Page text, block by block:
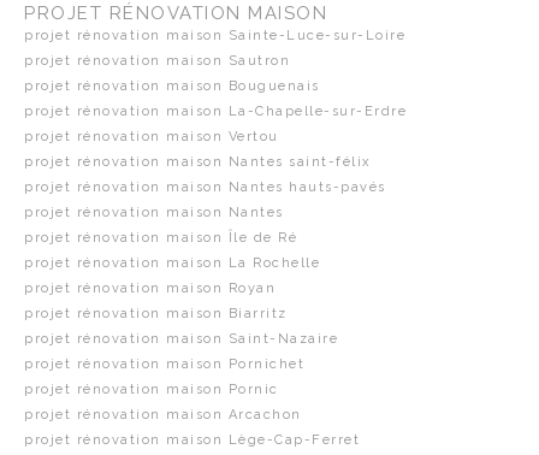
PROJET RÉNOVATION MAISON
projet rénovation maison Sainte-Luce-sur-Loire
projet rénovation maison Sautron
projet rénovation maison Bouguenais
projet rénovation maison La-Chapelle-sur-Erdre
projet rénovation maison Vertou
projet rénovation maison Nantes saint-félix
projet rénovation maison Nantes hauts-pavés
projet rénovation maison Nantes
projet rénovation maison Île de Ré
projet rénovation maison La Rochelle
projet rénovation maison Royan
projet rénovation maison Biarritz
projet rénovation maison Saint-Nazaire
projet rénovation maison Pornichet
projet rénovation maison Pornic
projet rénovation maison Arcachon
projet rénovation maison Lège-Cap-Ferret